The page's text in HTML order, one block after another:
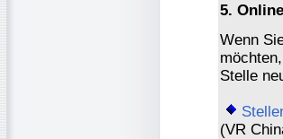
5.
Wenn
Stelle
(VR